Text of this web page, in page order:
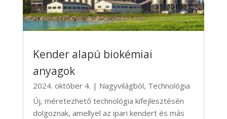
Kender alapú biokémiai
anyagok
2024. október 4. | Nagyvilágból, Technológia
Új, méretezhető technológia kifejlesztésén
dolgoznak, amellyel az ipari kendert és más